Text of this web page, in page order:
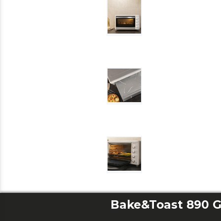
Bake&Toast 890